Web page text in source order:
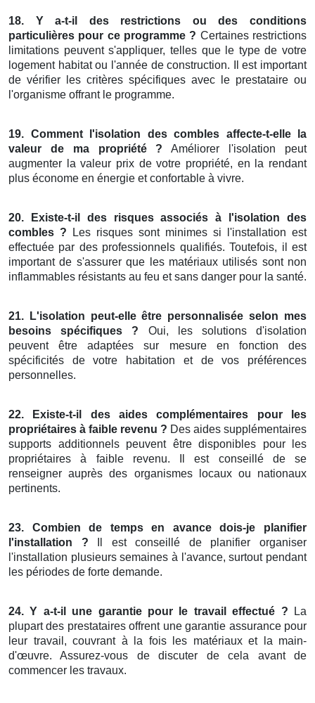
18. Y a-t-il des restrictions ou des conditions
particulières pour ce programme ? Certaines restrictions
limitations peuvent s'appliquer, telles que le type de votre
logement habitat ou l'année de construction. Il est important
de vérifier les critères spécifiques avec le prestataire ou
l'organisme offrant le programme.
19. Comment l'isolation des combles affecte-t-elle la
valeur de ma propriété ? Améliorer l'isolation peut
augmenter la valeur prix de votre propriété, en la rendant
plus économe en énergie et confortable à vivre.
20. Existe-t-il des risques associés à l'isolation des
combles ? Les risques sont minimes si l'installation est
effectuée par des professionnels qualifiés. Toutefois, il est
important de s'assurer que les matériaux utilisés sont non
inflammables résistants au feu et sans danger pour la santé.
21. L'isolation peut-elle être personnalisée selon mes
besoins spécifiques ? Oui, les solutions d'isolation
peuvent être adaptées sur mesure en fonction des
spécificités de votre habitation et de vos préférences
personnelles.
22. Existe-t-il des aides complémentaires pour les
propriétaires à faible revenu ? Des aides supplémentaires
supports additionnels peuvent être disponibles pour les
propriétaires à faible revenu. Il est conseillé de se
renseigner auprès des organismes locaux ou nationaux
pertinents.
23. Combien de temps en avance dois-je planifier
l'installation ? Il est conseillé de planifier organiser
l'installation plusieurs semaines à l'avance, surtout pendant
les périodes de forte demande.
24. Y a-t-il une garantie pour le travail effectué ? La
plupart des prestataires offrent une garantie assurance pour
leur travail, couvrant à la fois les matériaux et la main-
d'œuvre. Assurez-vous de discuter de cela avant de
commencer les travaux.